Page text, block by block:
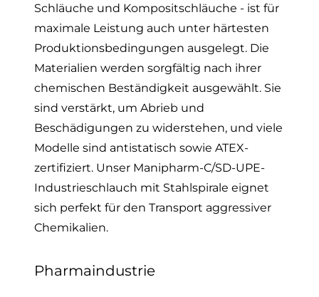
Schläuche und Kompositschläuche - ist für
maximale Leistung auch unter härtesten
Produktionsbedingungen ausgelegt. Die
Materialien werden sorgfältig nach ihrer
chemischen Beständigkeit ausgewählt. Sie
sind verstärkt, um Abrieb und
Beschädigungen zu widerstehen, und viele
Modelle sind antistatisch sowie ATEX-
zertifiziert. Unser Manipharm-C/SD-UPE-
Industrieschlauch mit Stahlspirale eignet
sich perfekt für den Transport aggressiver
Chemikalien.
Pharmaindustrie